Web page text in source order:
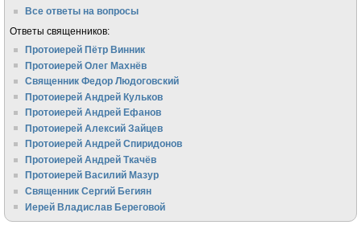
Все ответы на вопросы
Ответы священников:
Протоиерей Пётр Винник
Протоиерей Олег Махнёв
Священник Федор Людоговский
Протоиерей Андрей Кульков
Протоиерей Андрей Ефанов
Протоиерей Алексий Зайцев
Протоиерей Андрей Спиридонов
Протоиерей Андрей Ткачёв
Протоиерей Василий Мазур
Священник Сергий Бегиян
Иерей Владислав Береговой